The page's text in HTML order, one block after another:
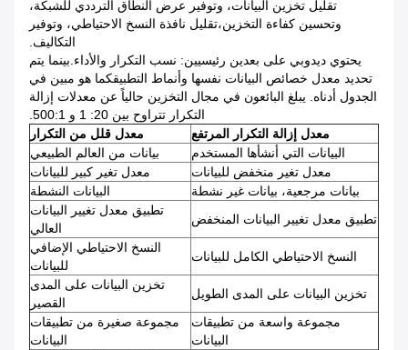
تقليل تخزين البيانات، وتوفير عرض النطاق الترددي للشبكة،
وتحسين كفاءة التخزين،تقليل نافذة النسخ الاحتياطي، وتوفير
التكاليف.
يحتوي ديدوبي على بعدين رئيسيين: نسب التكرار والأداء.بينما يتم
تحديد معدل خصائص البيانات نفسها وأنماط التطبيقكما هو مبين في
الجدول أدناه. يبلغ البائعون في مجال التخزين حالياً عن معدلات إزالة
التكرار تتراوح بين 20: 1 و 500:1.
معدل إزالة التكرار المرتفع
معدل قلل من التكرار
البيانات التي أنشأها المستخدم
بيانات من العالم الطبيعي
معدل تغير منخفض للبيانات
معدل تغير كبير للبيانات
بيانات مرجعية، بيانات غير نشطة
البيانات النشطة
تطبيق معدل تغيير البيانات المنخفض
تطبيق معدل تغيير البيانات
العالي
النسخ الاحتياطي الكامل للبيانات
النسخ الاحتياطي الإضافي
للبيانات
تخزين البيانات على المدى الطويل
تخزين البيانات على المدى
القصير
مجموعة واسعة من تطبيقات
البيانات
مجموعة صغيرة من تطبيقات
البيانات